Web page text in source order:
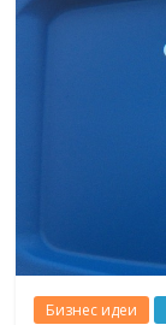
Бизнес идеи